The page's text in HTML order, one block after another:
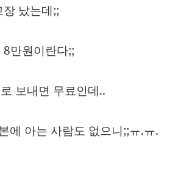
장 났는데;;
8만원이란다;;
보내면 무료인데..
에 아는 사람도 없으니;;ㅠ.ㅠ.